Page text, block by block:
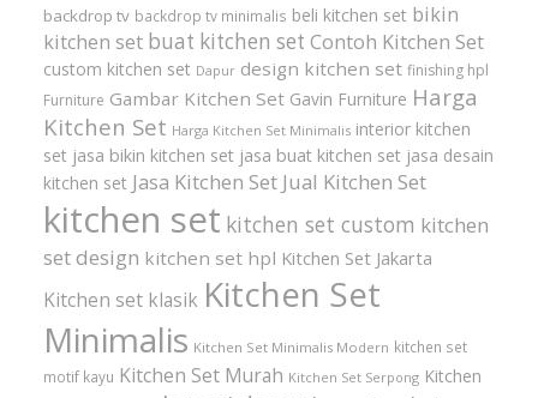
backdrop tv backdrop tv minimalis beli kitchen set bikin
kitchen set buat kitchen set Contoh Kitchen Set
custom kitchen set Dapur design kitchen set finishing hpl
Furniture Gambar Kitchen Set Gavin Furniture Harga
Kitchen Set Harga Kitchen Set Minimalis interior kitchen
set jasa bikin kitchen set jasa buat kitchen set jasa desain
kitchen set Jasa Kitchen Set Jual Kitchen Set
kitchen set kitchen set custom kitchen
set design kitchen set hpl Kitchen Set Jakarta
Kitchen set klasik Kitchen Set
Minimalis Kitchen Set Minimalis Modern kitchen set
motif kayu Kitchen Set Murah Kitchen Set Serpong Kitchen